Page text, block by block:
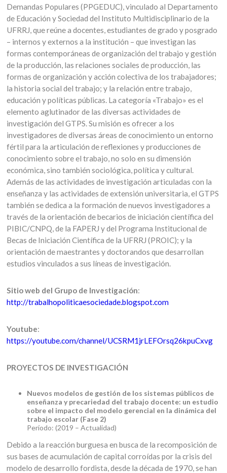
Demandas Populares (PPGEDUC), vinculado al Departamento
de Educación y Sociedad del Instituto Multidisciplinario de la
UFRRJ, que reúne a docentes, estudiantes de grado y posgrado
– internos y externos a la institución – que investigan las
formas contemporáneas de organización del trabajo y gestión
de la producción, las relaciones sociales de producción, las
formas de organización y acción colectiva de los trabajadores;
la historia social del trabajo; y la relación entre trabajo,
educación y políticas públicas. La categoría «Trabajo» es el
elemento aglutinador de las diversas actividades de
investigación del GTPS. Su misión es ofrecer a los
investigadores de diversas áreas de conocimiento un entorno
fértil para la articulación de reflexiones y producciones de
conocimiento sobre el trabajo, no solo en su dimensión
económica, sino también sociológica, política y cultural.
Además de las actividades de investigación articuladas con la
enseñanza y las actividades de extensión universitaria, el GTPS
también se dedica a la formación de nuevos investigadores a
través de la orientación de becarios de iniciación científica del
PIBIC/CNPQ, de la FAPERJ y del Programa Institucional de
Becas de Iniciación Científica de la UFRRJ (PROIC); y la
orientación de maestrantes y doctorandos que desarrollan
estudios vinculados a sus líneas de investigación.
Sitio web del Grupo de Investigación:
http://trabalhopoliticaesociedade.blogspot.com
Youtube:
https://youtube.com/channel/UCSRM1jrLEFOrsq26kpuCxvg
PROYECTOS DE INVESTIGACIÓN
Nuevos modelos de gestión de los sistemas públicos de
enseñanza y precariedad del trabajo docente: un estudio
sobre el impacto del modelo gerencial en la dinámica del
trabajo escolar (Fase 2)
Período: (2019 – Actualidad)
Debido a la reacción burguesa en busca de la recomposición de
sus bases de acumulación de capital corroídas por la crisis del
modelo de desarrollo fordista, desde la década de 1970, se han